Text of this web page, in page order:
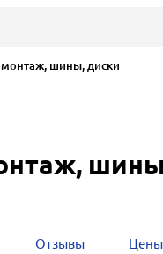
шины, диски
Отзывы Цены